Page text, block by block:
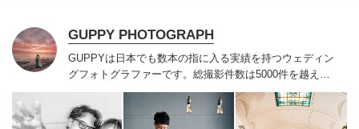
GUPPY PHOTOGRAPH
GUPPYは日本でも数本の指に入る実績を持つウェディン
グフォトグラファーです。 総撮影件数は5000件を越え、
たくさんのお客様はもちろんのこと、有名人のウェディ
ングから雑誌の撮影、企業撮影等も行っております。
ーナーとして完全貸切のカセットフォトサロンを運営し